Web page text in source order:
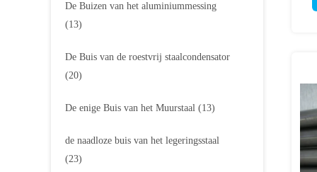
De Buizen van het aluminiummessing
(13)
De Buis van de roestvrij staalcondensator
(20)
De enige Buis van het Muurstaal (13)
de naadloze buis van het legeringsstaal
(23)